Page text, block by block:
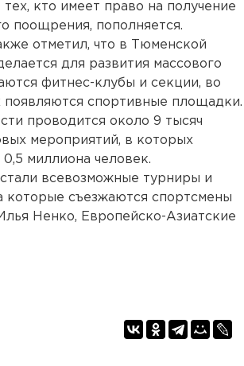
кто имеет право на получение
поощрения, пополняется.
отметил, что в Тюменской
для развития массового
фитнес-клубы и секции, во
спортивные площадки.
проводится около 9 тысяч
мероприятий, в которых
миллиона человек.
всевозможные турниры и
которые съезжаются спортсмены
Ненко, Европейско-Азиатские